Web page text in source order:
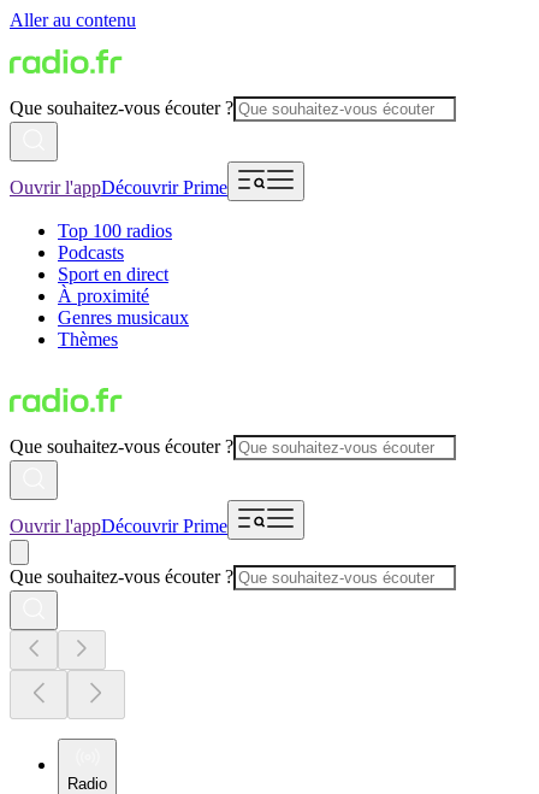
Aller au contenu
Que souhaitez-vous écouter ?
Ouvrir l'appDécouvrir Prime
Top 100 radios
Podcasts
Sport en direct
À proximité
Genres musicaux
Thèmes
Que souhaitez-vous écouter ?
Ouvrir l'appDécouvrir Prime
Que souhaitez-vous écouter ?
Radio